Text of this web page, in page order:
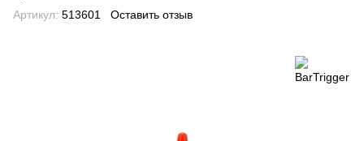
Артикул: 513601 Оставить отзыв